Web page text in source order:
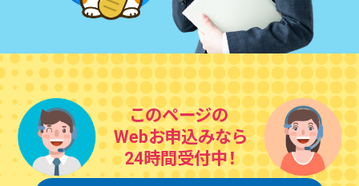
このページの
Webお申込みなら
24時間受付中！